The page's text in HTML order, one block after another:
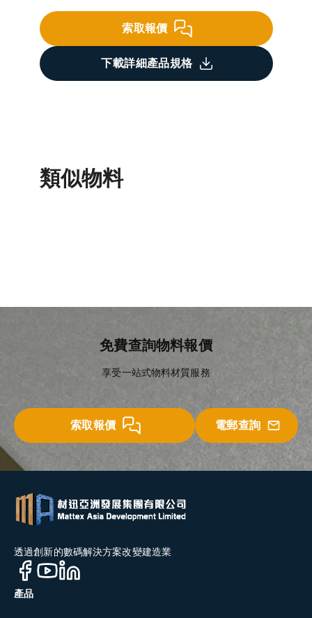
索取報價
下載詳細產品規格
類似物料
免費查詢物料報價
享受一站式物料材質服務
索取報價 電郵查詢
透過創新的數碼解決方案改變建造業
產品